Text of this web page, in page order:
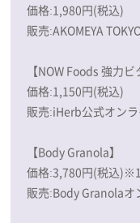
価格:1,980円(税込)
販売:AKOMEYA
【NOW Foods 強力
価格:1,150円(税込)
販売:iHerb公式オン
【Body Granola】
価格:3,780円(税込
販売:Body Granolaオ